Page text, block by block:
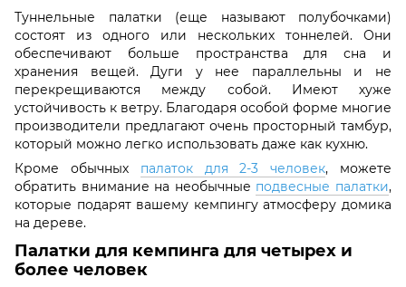
Туннельные палатки (еще называют полубочками)
состоят из одного или нескольких тоннелей. Они
обеспечивают больше пространства для сна и
хранения вещей. Дуги у нее параллельны и не
перекрещиваются между собой. Имеют хуже
устойчивость к ветру. Благодаря особой форме многие
производители предлагают очень просторный тамбур,
который можно легко использовать даже как кухню.
Кроме обычных палаток для 2-3 человек, можете
обратить внимание на необычные подвесные палатки,
которые подарят вашему кемпингу атмосферу домика
на дереве.
Палатки для кемпинга для четырех и
более человек